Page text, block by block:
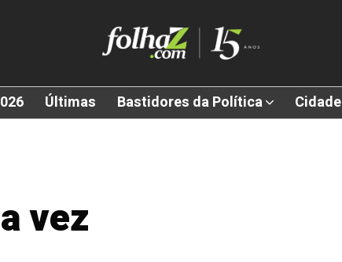
Últimas Bastidores da Política Cidade
vez